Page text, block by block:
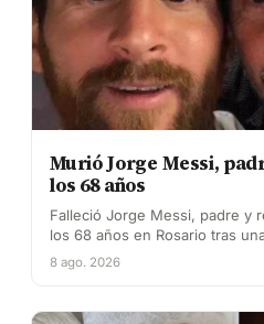
Murió Jorge Messi,
los 68 años
Falleció Jorge Messi, padre y
los 68 años en Rosario tras
8 ago. 2026